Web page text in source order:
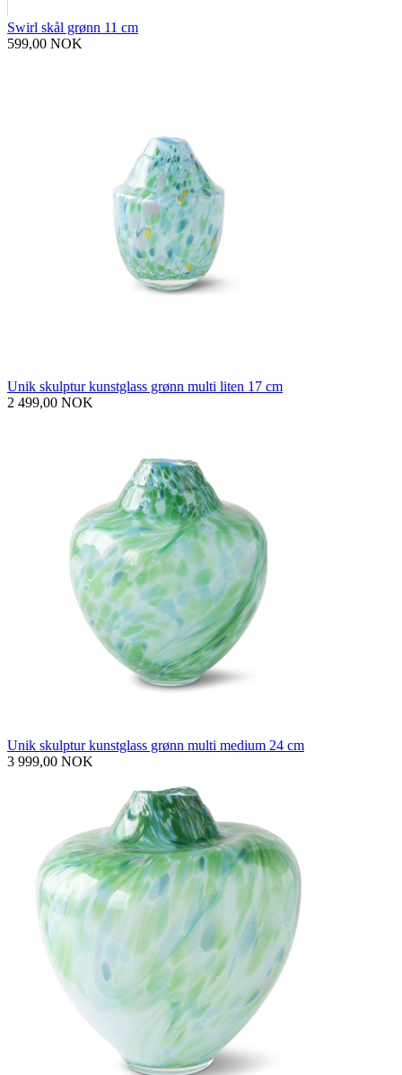
Swirl skål grønn 11 cm
599,00 NOK
Unik skulptur kunstglass grønn multi liten 17 cm
2 499,00 NOK
Unik skulptur kunstglass grønn multi medium 24 cm
3 999,00 NOK